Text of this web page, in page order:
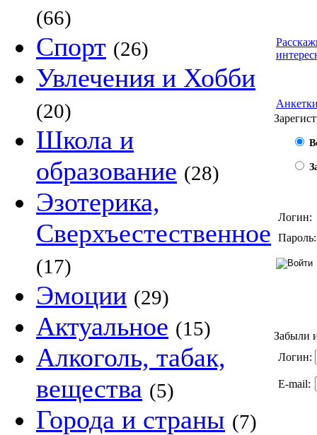
(66)
Спорт (26)
Увлечения и Хобби
(20)
Школа и
образование (28)
Эзотерика,
Сверхъестественное
(17)
Эмоции (29)
Актуальное (15)
Алкоголь, табак,
вещества (5)
Города и страны (7)
Логин:
Пароль:
Забыли
Логин:
E-mail: